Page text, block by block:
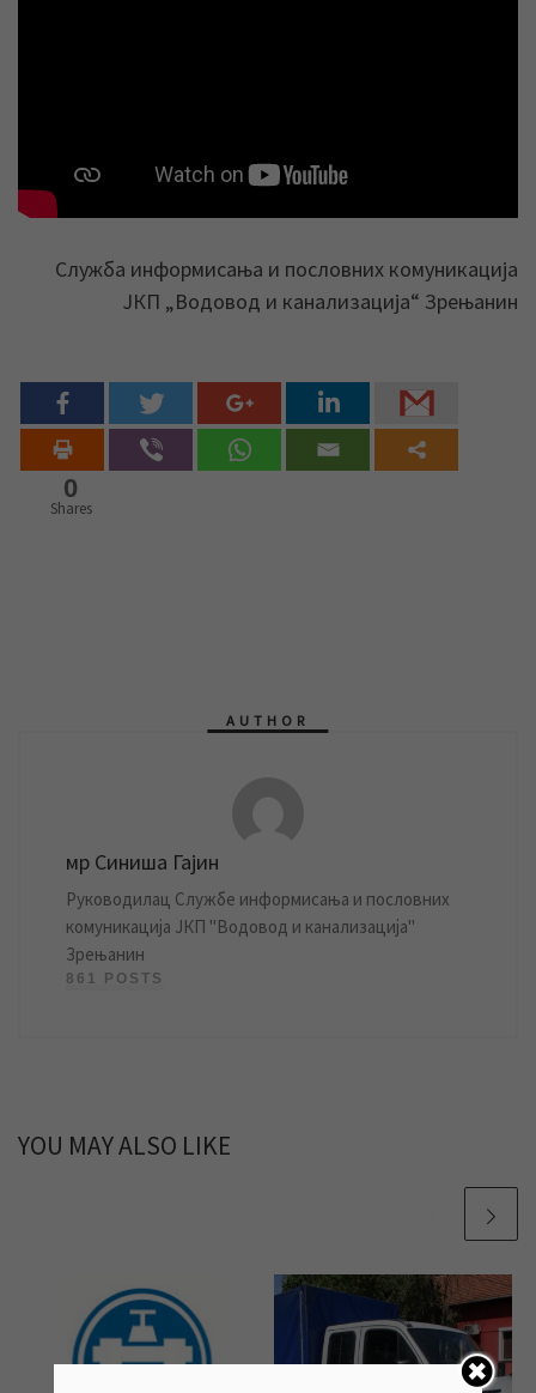
Служба информисања и пословних комуникација
ЈКП „Водовод и канализација“ Зрењанин
0
Shares
AUTHOR
мр Синиша Гајин
Руководилац Службе информисања и пословних
комуникација ЈКП "Водовод и канализација"
Зрењанин
861 POSTS
YOU MAY ALSO LIKE